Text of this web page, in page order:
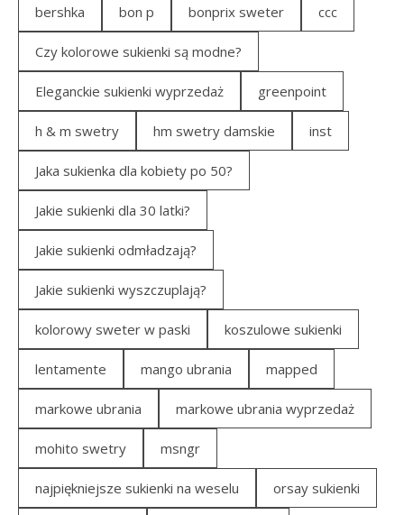
bershka bon p bonprix sweter ccc
Czy kolorowe sukienki są modne?
Eleganckie sukienki wyprzedaż greenpoint
h & m swetry hm swetry damskie inst
Jaka sukienka dla kobiety po 50?
Jakie sukienki dla 30 latki?
Jakie sukienki odmładzają?
Jakie sukienki wyszczuplają?
kolorowy sweter w paski koszulowe sukienki
lentamente mango ubrania mapped
markowe ubrania markowe ubrania wyprzedaż
mohito swetry msngr
najpiękniejsze sukienki na weselu orsay sukienki